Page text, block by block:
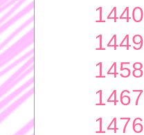
1440
1449
1458
1467
1476